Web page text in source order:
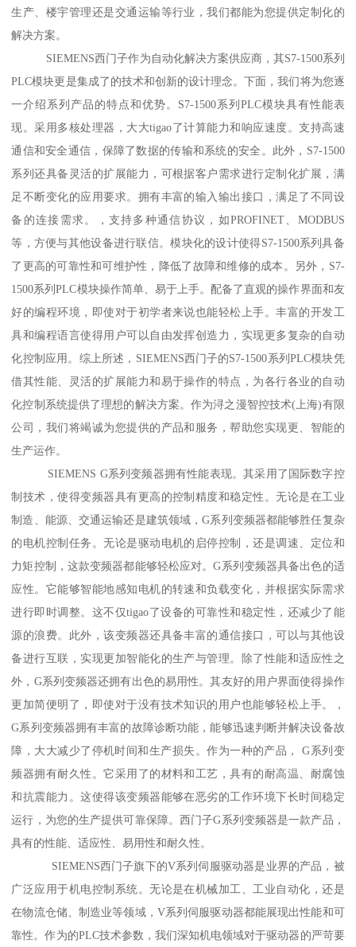
生产、楼宇管理还是交通运输等行业，我们都能为您提供定制化的
解决方案。
SIEMENS西门子作为自动化解决方案供应商，其S7-1500系列
PLC模块更是集成了的技术和创新的设计理念。下面，我们将为您逐
一介绍系列产品的特点和优势。S7-1500系列PLC模块具有性能表
现。采用多核处理器，大大tigao了计算能力和响应速度。支持高速
通信和安全通信，保障了数据的传输和系统的安全。此外，S7-1500
系列还具备灵活的扩展能力，可根据客户需求进行定制化扩展，满
足不断变化的应用要求。拥有丰富的输入输出接口，满足了不同设
备的连接需求。，支持多种通信协议，如PROFINET、MODBUS
等，方便与其他设备进行联信。模块化的设计使得S7-1500系列具备
了更高的可靠性和可维护性，降低了故障和维修的成本。另外，S7-
1500系列PLC模块操作简单、易于上手。配备了直观的操作界面和友
好的编程环境，即使对于初学者来说也能轻松上手。丰富的开发工
具和编程语言使得用户可以自由发挥创造力，实现更多复杂的自动
化控制应用。综上所述，SIEMENS西门子的S7-1500系列PLC模块凭
借其性能、灵活的扩展能力和易于操作的特点，为各行各业的自动
化控制系统提供了理想的解决方案。作为浔之漫智控技术(上海)有限
公司，我们将竭诚为您提供的产品和服务，帮助您实现更、智能的
生产运作。
SIEMENS G系列变频器拥有性能表现。其采用了国际数字控
制技术，使得变频器具有更高的控制精度和稳定性。无论是在工业
制造、能源、交通运输还是建筑领域，G系列变频器都能够胜任复杂
的电机控制任务。无论是驱动电机的启停控制，还是调速、定位和
力矩控制，这款变频器都能够轻松应对。G系列变频器具备出色的适
应性。它能够智能地感知电机的转速和负载变化，并根据实际需求
进行即时调整。这不仅tigao了设备的可靠性和稳定性，还减少了能
源的浪费。此外，该变频器还具备丰富的通信接口，可以与其他设
备进行互联，实现更加智能化的生产与管理。除了性能和适应性之
外，G系列变频器还拥有出色的易用性。其友好的用户界面使得操作
更加简便明了，即使对于没有技术知识的用户也能够轻松上手。，
G系列变频器拥有丰富的故障诊断功能，能够迅速判断并解决设备故
障，大大减少了停机时间和生产损失。作为一种的产品， G系列变
频器拥有耐久性。它采用了的材料和工艺，具有的耐高温、耐腐蚀
和抗震能力。这使得该变频器能够在恶劣的工作环境下长时间稳定
运行，为您的生产提供可靠保障。西门子G系列变频器是一款产品，
具有的性能、适应性、易用性和耐久性。
SIEMENS西门子旗下的V系列伺服驱动器是业界的产品，被
广泛应用于机电控制系统。无论是在机械加工、工业自动化，还是
在物流仓储、制造业等领域，V系列伺服驱动器都能展现出性能和可
靠性。作为的PLC技术参数，我们深知机电领域对于驱动器的严苛要